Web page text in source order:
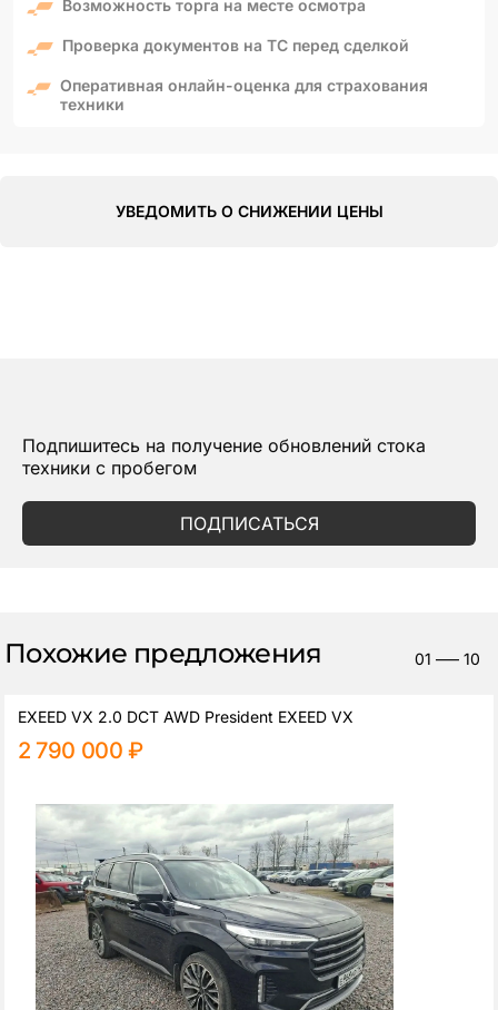
Возможность торга на месте осмотра
Проверка документов на ТС перед сделкой
Оперативная онлайн-оценка для страхования
техники
УВЕДОМИТЬ О СНИЖЕНИИ ЦЕНЫ
Подпишитесь на получение обновлений стока
техники с пробегом
ПОДПИСАТЬСЯ
Похожие предложения 01 —– 10
EXEED VX 2.0 DCT AWD President EXEED VX
2 790 000 ₽